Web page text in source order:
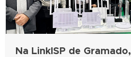
Na LinkISP de